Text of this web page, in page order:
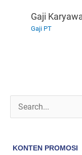
Gaji
Gaji PT
a